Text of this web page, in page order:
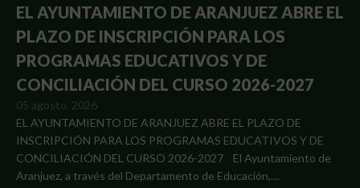
EL AYUNTAMIENTO DE ARANJUEZ ABRE EL
PLAZO DE INSCRIPCIÓN PARA LOS
PROGRAMAS EDUCATIVOS Y DE
CONCILIACIÓN DEL CURSO 2026-2027
05 agosto, 2026
EL AYUNTAMIENTO DE ARANJUEZ ABRE EL PLAZO DE
INSCRIPCIÓN PARA LOS PROGRAMAS EDUCATIVOS Y DE
CONCILIACIÓN DEL CURSO 2026-2027 El Ayuntamiento de
Aranjuez, a través del Departamento de Educación,…